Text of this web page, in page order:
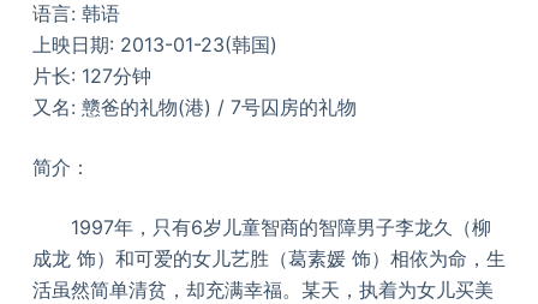
语言: 韩语
上映日期: 2013-01-23(韩国)
片长: 127分钟
又名: 戆爸的礼物(港) / 7号囚房的礼物
简介：
1997年，只有6岁儿童智商的智障男子李龙久（柳
成龙 饰）和可爱的女儿艺胜（葛素媛 饰）相依为命，生
活虽然简单清贫，却充满幸福。某天，执着为女儿买美